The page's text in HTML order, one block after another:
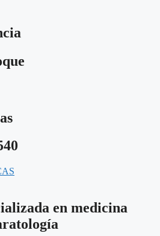
en medicina